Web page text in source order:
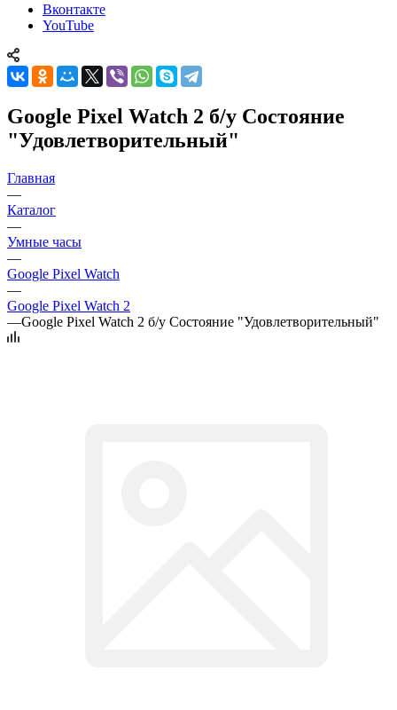
Вконтакте
YouTube
Google Pixel Watch 2 б/у Состояние
"Удовлетворительный"
Главная
—
Каталог
—
Умные часы
—
Google Pixel Watch
—
Google Pixel Watch 2
—Google Pixel Watch 2 б/у Состояние "Удовлетворительный"